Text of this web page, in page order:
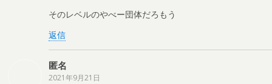
そのレベルのやべー団体だろもう
返信
匿名
2021年9月21日